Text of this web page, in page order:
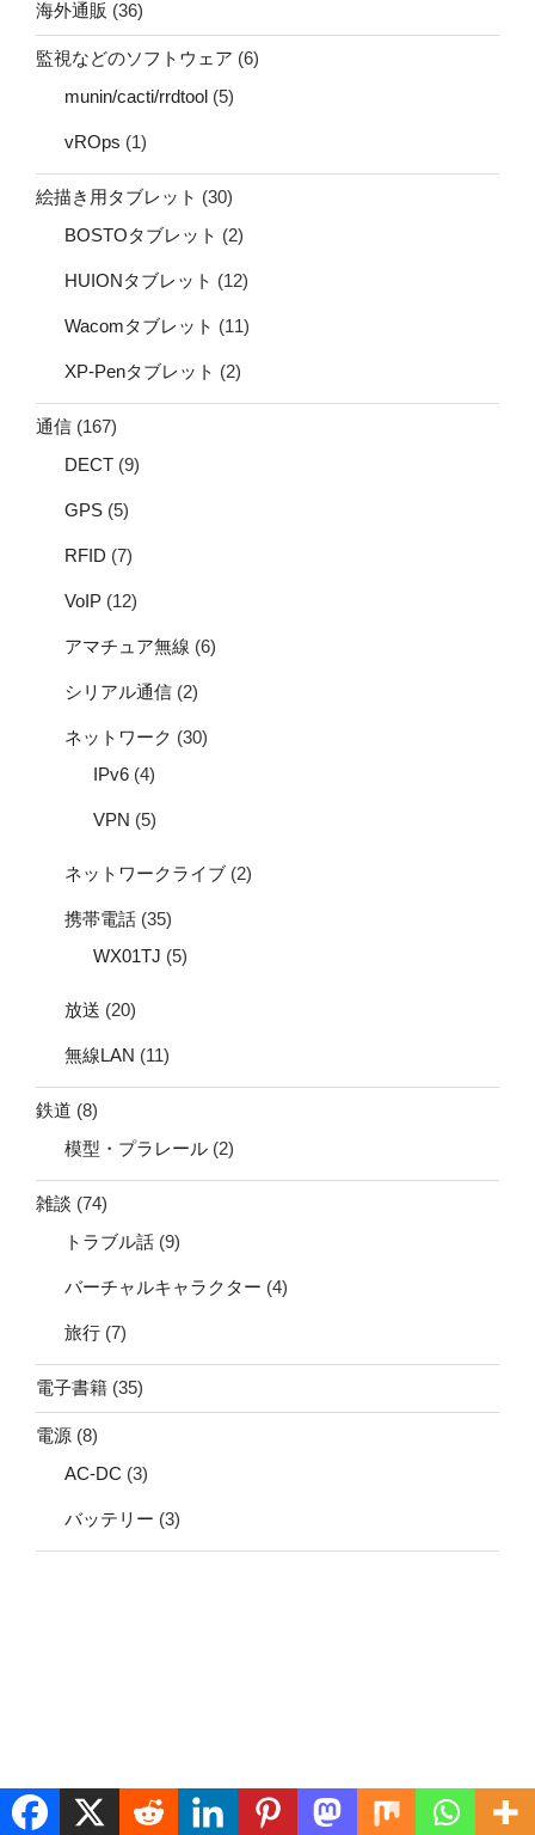
海外通販 (36)
監視などのソフトウェア (6)
munin/cacti/rrdtool (5)
vROps (1)
絵描き用タブレット (30)
BOSTOタブレット (2)
HUIONタブレット (12)
Wacomタブレット (11)
XP-Penタブレット (2)
通信 (167)
DECT (9)
GPS (5)
RFID (7)
VoIP (12)
アマチュア無線 (6)
シリアル通信 (2)
ネットワーク (30)
IPv6 (4)
VPN (5)
ネットワークライブ (2)
携帯電話 (35)
WX01TJ (5)
放送 (20)
無線LAN (11)
鉄道 (8)
模型・プラレール (2)
雑談 (74)
トラブル話 (9)
バーチャルキャラクター (4)
旅行 (7)
電子書籍 (35)
電源 (8)
AC-DC (3)
バッテリー (3)